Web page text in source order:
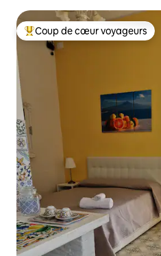
Coups de cœur voyageurs les
Coup de cœur voyageurs